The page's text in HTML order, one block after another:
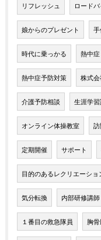
リフレッシュ ロード
娘からのプレゼント 手
時代に乗っかる 熱中症
熱中症予防対策 株式会
介護予防相談 生涯学習
オンライン体操教室
定期開催 サポート
目的のあるレクリエーショ
気分転換 内部研修講師
１番目の救急隊員 胸